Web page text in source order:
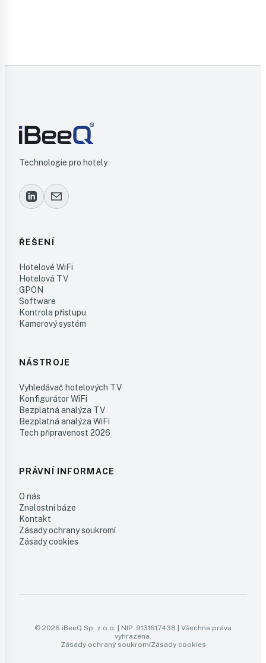
Technologie pro hotely
ŘEŠENÍ
Hotelové WiFi
Hotelová TV
GPON
Software
Kontrola přístupu
Kamerový systém
NÁSTROJE
Vyhledávač hotelových TV
Konfigurátor WiFi
Bezplatná analýza TV
Bezplatná analýza WiFi
Tech připravenost 2026
PRÁVNÍ INFORMACE
O nás
Znalostní báze
Kontakt
Zásady ochrany soukromí
Zásady cookies
© 2026 iBeeQ Sp. z o.o. | NIP: 9131617438 | Všechna práva
vyhrazena.
Zásady ochrany soukromíZásady cookies